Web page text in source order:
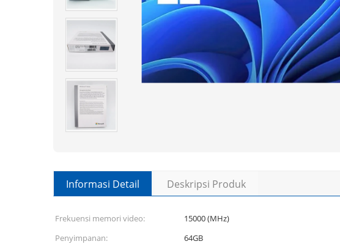
Informasi Detail Deskripsi Produk
Frekuensi memori video: 15000 (MHz)
Penyimpanan:
64GB